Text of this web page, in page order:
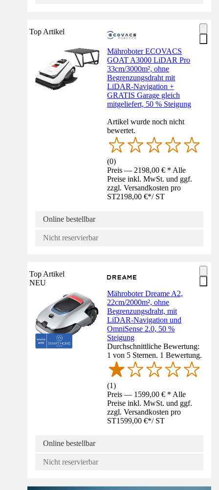
Top Artikel
Mähroboter ECOVACS
GOAT A3000 LiDAR Pro
33cm/3000m², ohne
Begrenzungsdraht mit
LiDAR-Navigation +
GRATIS Garage gleich
mitgeliefert, 50 % Steigung
Artikel wurde noch nicht
bewertet.
(0)
Preis — 2198,00 € * Alle
Preise inkl. MwSt. und ggf.
zzgl. Versandkosten pro
ST2198,00 €*/ ST
Online bestellbar
Nicht reservierbar
Top Artikel
NEU
Mähroboter Dreame A2,
22cm/2000m², ohne
Begrenzungsdraht, mit
LiDAR-Navigation und
OmniSense 2.0, 50 %
Steigung
Durchschnittliche Bewertung:
1 von 5 Sternen. 1 Bewertung.
(1)
Preis — 1599,00 € * Alle
Preise inkl. MwSt. und ggf.
zzgl. Versandkosten pro
ST1599,00 €*/ ST
Online bestellbar
Nicht reservierbar